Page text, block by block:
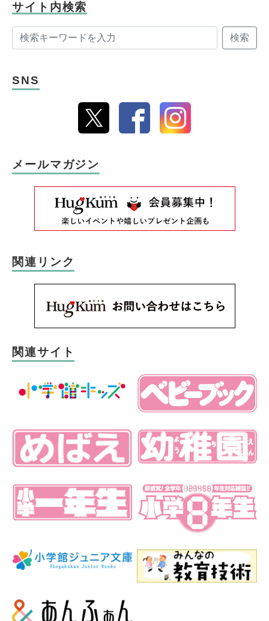
サイト内検索
検索
SNS
メールマガジン
関連リンク
関連サイト